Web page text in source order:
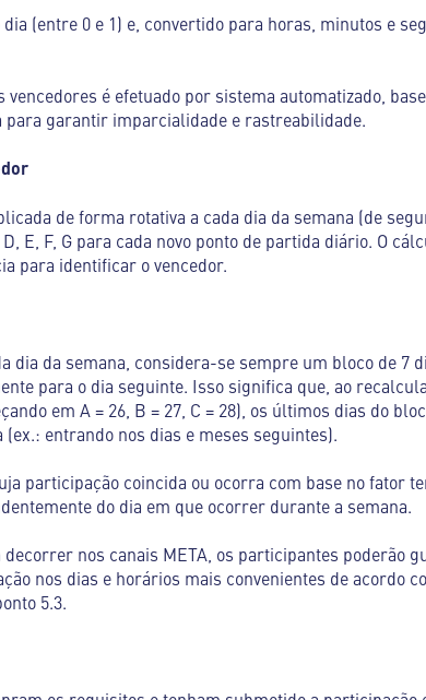
(entre 0 e 1) e, convertido para horas, minutos e
é efetuado por sistema automatizado,
garantir imparcialidade e rastreabilidade.
de forma rotativa a cada dia da semana (de
E, F, G para cada novo ponto de partida diário. O
para identificar o vencedor.
dia da semana, considera-se sempre um bloco de 7
para o dia seguinte. Isso significa que, ao
em A = 26, B = 27, C = 28), os últimos dias do
entrando nos dias e meses seguintes).
participação coincida ou ocorra com base no fator
do dia em que ocorrer durante a semana.
nos canais META, os participantes poderão
nos dias e horários mais convenientes de acordo
5.3.